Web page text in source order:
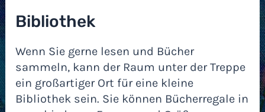
Bibliothek
Wenn Sie gerne lesen und Bücher
sammeln, kann der Raum unter der Treppe
ein großartiger Ort für eine kleine
Bibliothek sein. Sie können Bücherregale in